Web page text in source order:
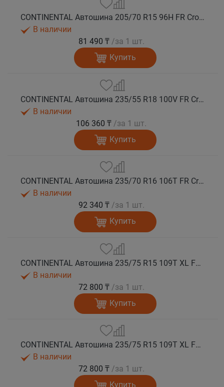
CONTINENTAL Автошина 205/70 R15 96H FR CrossContact ATR лето
В наличии
81 490 ₸ /за 1 шт.
Купить
CONTINENTAL Автошина 235/55 R18 100V FR CrossContact ATR лето
В наличии
106 360 ₸ /за 1 шт.
Купить
CONTINENTAL Автошина 235/70 R16 106T FR CrossContact ATR лето
В наличии
92 340 ₸ /за 1 шт.
Купить
CONTINENTAL Автошина 235/75 R15 109T XL FR CrossContact ATR лето
В наличии
72 800 ₸ /за 1 шт.
Купить
CONTINENTAL Автошина 235/75 R15 109T XL FR CrossContact ATR лето
В наличии
72 800 ₸ /за 1 шт.
Купить